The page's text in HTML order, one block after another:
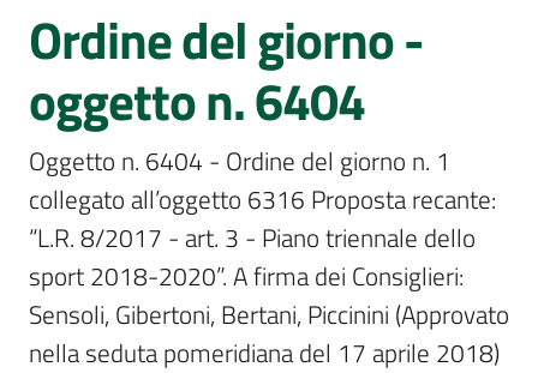
Per
i
media
Per
i
cittadini
Ordine del giorno -
oggetto n. 6404
Oggetto n. 6404 - Ordine del giorno n. 1
collegato all’oggetto 6316 Proposta recante:
“L.R. 8/2017 - art. 3 - Piano triennale dello
sport 2018-2020”. A firma dei Consiglieri:
Sensoli, Gibertoni, Bertani, Piccinini (Approvato
nella seduta pomeridiana del 17 aprile 2018)